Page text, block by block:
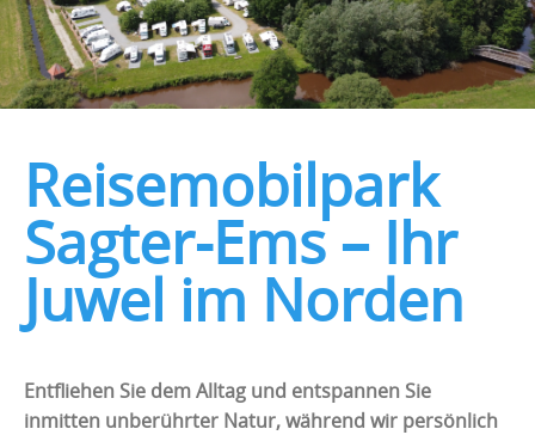
Reisemobilpark
Sagter-Ems – Ihr
Juwel im Norden
Entfliehen Sie dem Alltag und entspannen Sie
inmitten unberührter Natur, während wir persönlich